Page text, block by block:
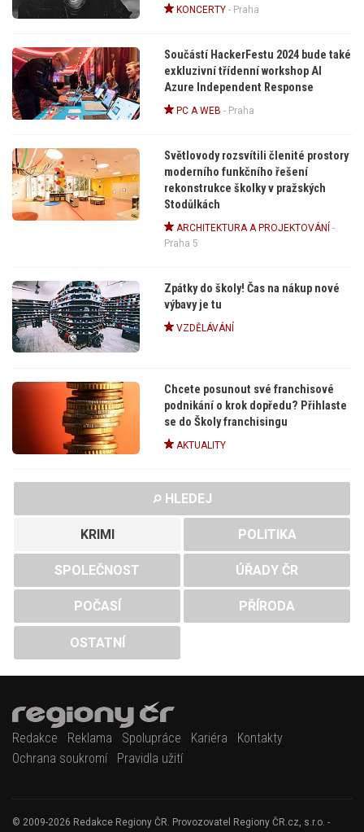
KONCERTY- Praha
Součástí HackerFestu 2024 bude také
exkluzivní třídenní workshop AI
Azure Independent Response
PC A WEB - Praha
Světlovody rozsvítili členité prostory
moderního funkčního řešení
rekonstrukce školky v pražských
Stodůlkách
ARCHITEKTURA A PROJEKTOVÁNÍ -
Praha 5
Zpátky do školy! Čas na nákup nové
výbavy je tu
VZDĚLÁVÁNÍ
Chcete posunout své franchisové
podnikání o krok dopředu? Přihlaste
se do Školy franchisingu
AKTUALITY
HLEDEJ
KRIMI POLITIKA
SPOLEČNOST ÚŘADY ČR
POČASÍ PŘÍRODA
OSTATNÍ
Redakce Reklama Spolupráce Kariéra
Kontakty
Ochrana soukromí
Pravidla užití
© 2009-2026 Redakce Regiony ČR. Provozovatel Regiony ČR.cz, s.r.o. -